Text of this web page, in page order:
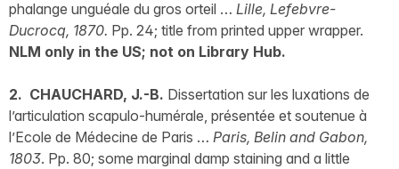
phalange unguéale du gros orteil … Lille, Lefebvre-
Ducrocq, 1870. Pp. 24; title from printed upper wrapper.
NLM only in the US; not on Library Hub.
2. CHAUCHARD, J.-B. Dissertation sur les luxations de
l’articulation scapulo-humérale, présentée et soutenue à
l’Ecole de Médecine de Paris … Paris, Belin and Gabon,
1803. Pp. 80; some marginal damp staining and a little